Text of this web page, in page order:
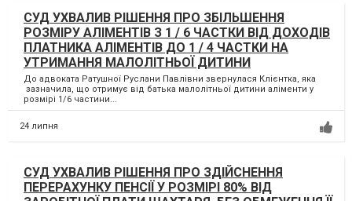
СУД УХВАЛИВ РІШЕННЯ ПРО ЗБІЛЬШЕННЯ
РОЗМІРУ АЛІМЕНТІВ З 1 / 6 ЧАСТКИ ВІД ДОХОДІВ
ПЛАТНИКА АЛІМЕНТІВ ДО 1 / 4 ЧАСТКИ НА
УТРИМАННЯ МАЛОЛІТНЬОЇ ДИТИНИ
До адвоката Ратушної Руслани Павлівни звернулася Клієнтка, яка
зазначила, що отримує від батька малолітньої дитини аліменти у
розмірі 1/6 частини...
24 липня
СУД УХВАЛИВ РІШЕННЯ ПРО ЗДІЙСНЕННЯ
ПЕРЕРАХУНКУ ПЕНСІЇ У РОЗМІРІ 80% ВІД